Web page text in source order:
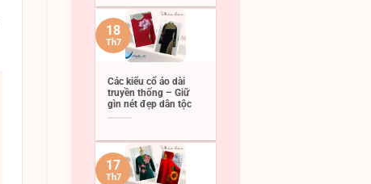
Các kiểu cổ áo dài
truyền thống – Giữ
gìn nét đẹp dân tộc
18
Th7
17
Th7